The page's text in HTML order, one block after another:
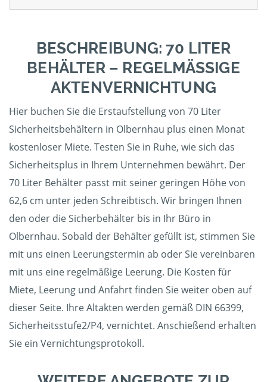
BESCHREIBUNG: 70 LITER
BEHÄLTER – REGELMÄSSIGE A
KTENVERNICHTUNG
Hier buchen Sie die Erstaufstellung von 70 Liter
Sicherheitsbehältern in Olbernhau plus einen Monat
kostenloser Miete. Testen Sie in Ruhe, wie sich das
Sicherheitsplus in Ihrem Unternehmen bewährt. Der
70 Liter Behälter passt mit seiner geringen Höhe von
62,6 cm unter jeden Schreibtisch. Wir bringen Ihnen
den oder die Sicherbehälter bis in Ihr Büro in
Olbernhau. Sobald der Behälter gefüllt ist, stimmen Sie
mit uns einen Leerungstermin ab oder Sie vereinbaren
mit uns eine regelmäßige Leerung. Die Kosten für
Miete, Leerung und Anfahrt finden Sie weiter oben auf
dieser Seite. Ihre Altakten werden gemäß DIN 66399,
Sicherheitsstufe2/P4, vernichtet. Anschießend erhalten
Sie ein Vernichtungsprotokoll.